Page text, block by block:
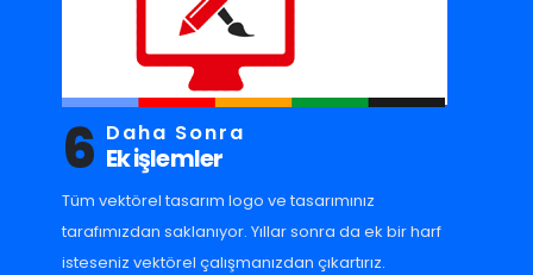
6 Daha Sonra
Ek işlemler
Tüm vektörel tasarım logo ve tasarımınız
tarafımızdan saklanıyor. Yıllar sonra da ek bir harf
isteseniz vektörel çalışmanızdan çıkartırız.